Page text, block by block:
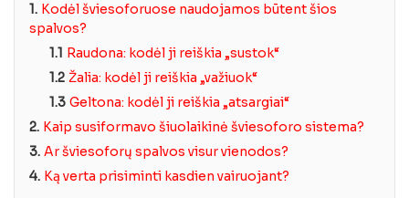
1. Kodėl šviesoforuose naudojamos būtent šios
spalvos?
1.1 Raudona: kodėl ji reiškia „sustok“
1.2 Žalia: kodėl ji reiškia „važiuok“
1.3 Geltona: kodėl ji reiškia „atsargiai“
2. Kaip susiformavo šiuolaikinė šviesoforo sistema?
3. Ar šviesoforų spalvos visur vienodos?
4. Ką verta prisiminti kasdien vairuojant?